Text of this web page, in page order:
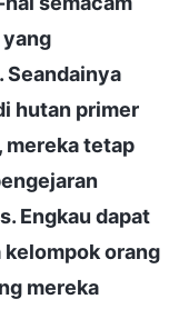
Seandainya
hutan primer
mereka tetap
Engkau dapat
kelompok orang
mereka